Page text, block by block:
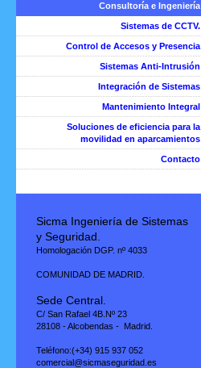
Consultoría e Ingeniería
Sistemas de CCTV.
Control de Accesos y Presencia
Sistemas Anti-Intrusión
Integración de Sistemas
Mantenimiento Integral
Soluciones de eficiencia para la
movilidad en aparcamientos
Contacto
Sicma Ingeniería de Sistemas
y Seguridad.
Homologación DGP. nº 4033
COMUNIDAD DE MADRID.
Sede Central.
C/ San Rafael 4B.Nº 23
28108 - Alcobendas - Madrid.
Teléfono:(+34) 915 937 052
comercial@sicmaseguridad.es